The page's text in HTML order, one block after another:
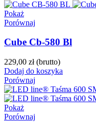
Pokaż
Porównaj
Cube Cb-580 Bl
229,00 zł (brutto)
Dodaj do koszyka
Porównaj
Pokaż
Porównaj